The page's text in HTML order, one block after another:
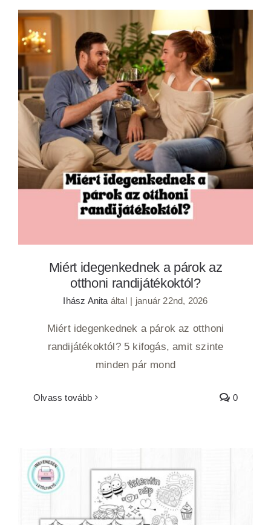
Miért idegenkednek a párok az otthoni
randijátékoktól?
Miért idegenkednek a párok az
otthoni randijátékoktól?
Ihász Anita által | január 22nd, 2026
Miért idegenkednek a párok az otthoni
randijátékoktól? 5 kifogás, amit szinte
minden pár mond
Olvass tovább 0